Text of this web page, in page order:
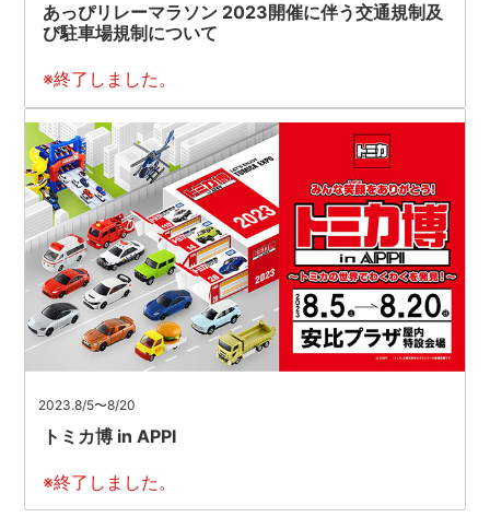
あっぴリレーマラソン 2023開催に伴う交通規制及
び駐車場規制について
※終了しました。
2023.8/5〜8/20
トミカ博 in APPI
※終了しました。